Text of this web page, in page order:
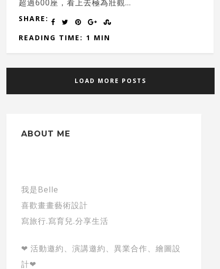
超過600座，看上去極為壯觀...
SHARE:
READING TIME: 1 MIN
LOAD MORE POSTS
ABOUT ME
我是Belle
喜歡畫畫藝術設計
寫旅行.寫育兒.分享生活
❤ 活動邀約、演講邀約、異業合作、繪圖設
計❤